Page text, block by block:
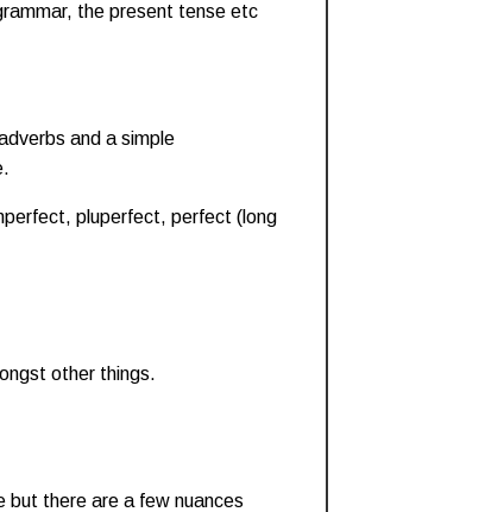
the present tense etc
and a simple
pluperfect, perfect (long
other things.
but there are a few nuances